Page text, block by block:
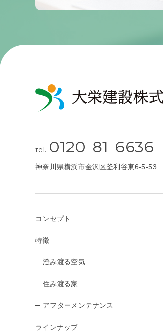
tel. 0120-81-6636
神奈川県横浜市金沢区釜利谷東6-5-53
コンセプト
特徴
─ 澄み渡る空気
─ 住み渡る家
─ アフターメンテナンス
ラインナップ